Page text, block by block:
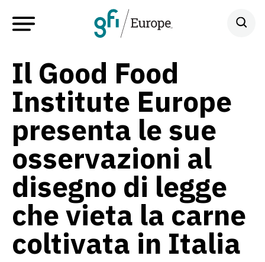
Il Good Food
Institute Europe
presenta le sue
osservazioni al
disegno di legge
che vieta la carne
coltivata in Italia